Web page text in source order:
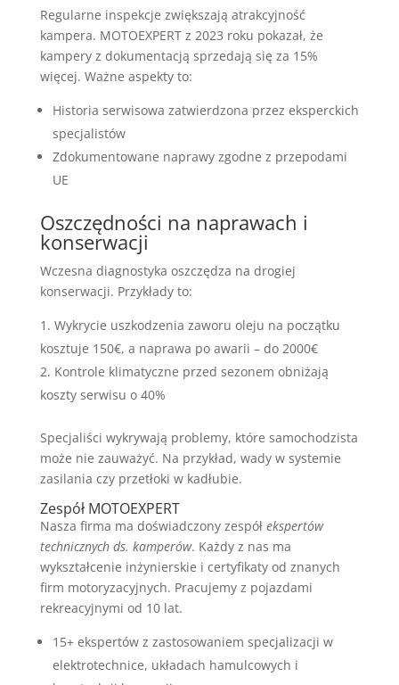
Regularne inspekcje zwiększają atrakcyjność
kampera. MOTOEXPERT z 2023 roku pokazał, że
kampery z dokumentacją sprzedają się za 15%
więcej. Ważne aspekty to:
Historia serwisowa zatwierdzona przez eksperckich
specjalistów
Zdokumentowane naprawy zgodne z przepodami
UE
Oszczędności na naprawach i
konserwacji
Wczesna diagnostyka oszczędza na drogiej
konserwacji. Przykłady to:
Wykrycie uszkodzenia zaworu oleju na początku
kosztuje 150€, a naprawa po awarii – do 2000€
Kontrole klimatyczne przed sezonem obniżają
koszty serwisu o 40%
Specjaliści wykrywają problemy, które samochodzista
może nie zauważyć. Na przykład, wady w systemie
zasilania czy przetłoki w kadłubie.
Zespół MOTOEXPERT
Nasza firma ma doświadczony zespół ekspertów
technicznych ds. kamperów. Każdy z nas ma
wykształcenie inżynierskie i certyfikaty od znanych
firm motoryzacyjnych. Pracujemy z pojazdami
rekreacyjnymi od 10 lat.
15+ ekspertów z zastosowaniem specjalizacji w
elektrotechnice, układach hamulcowych i